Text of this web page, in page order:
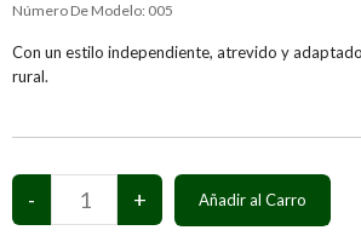
Número De Modelo: 005
Con un estilo independiente, atrevido y
rural.